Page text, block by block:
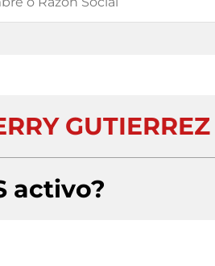
activo?